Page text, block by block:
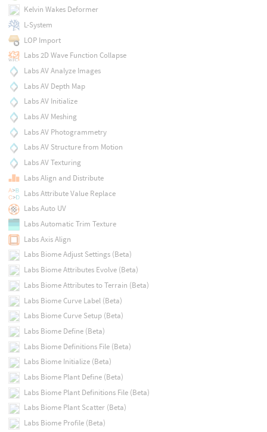
Kelvin Wakes Deformer
L-System
LOP Import
Labs 2D Wave Function Collapse
Labs AV Analyze Images
Labs AV Depth Map
Labs AV Initialize
Labs AV Meshing
Labs AV Photogrammetry
Labs AV Structure from Motion
Labs AV Texturing
Labs Align and Distribute
Labs Attribute Value Replace
Labs Auto UV
Labs Automatic Trim Texture
Labs Axis Align
Labs Biome Adjust Settings (Beta)
Labs Biome Attributes Evolve (Beta)
Labs Biome Attributes to Terrain (Beta)
Labs Biome Curve Label (Beta)
Labs Biome Curve Setup (Beta)
Labs Biome Define (Beta)
Labs Biome Definitions File (Beta)
Labs Biome Initialize (Beta)
Labs Biome Plant Define (Beta)
Labs Biome Plant Definitions File (Beta)
Labs Biome Plant Scatter (Beta)
Labs Biome Profile (Beta)